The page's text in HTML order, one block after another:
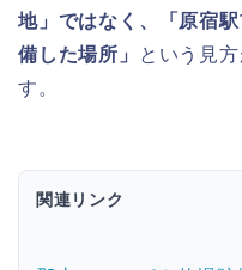
地」ではなく、「原宿
備した場所」
という見
す。
関連リンク